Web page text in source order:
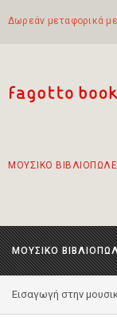
Δωρεάν μεταφορικά
ΜΟΥΣΙΚΟ
ΜΟΥΣΙΚΟ
Εισαγωγή στην